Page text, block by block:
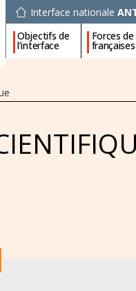
Interface nationale
Objectifs de
l’interface
Forces
françaises